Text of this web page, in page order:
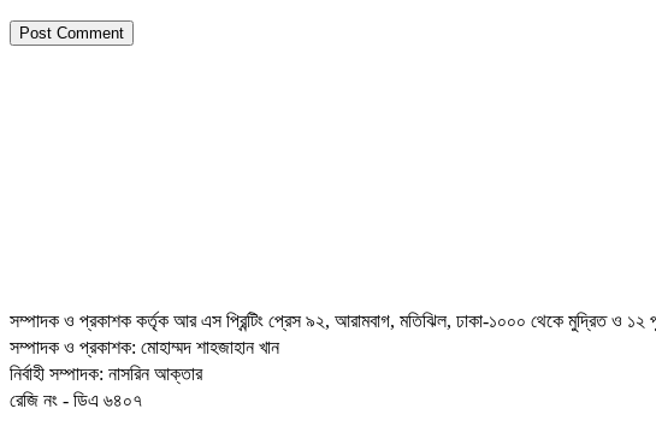
সম্পাদক ও প্রকাশক কর্তৃক আর এস প্রিন্টিং প্রেস ৯২, আরামবাগ, মতিঝিল, ঢাকা-১০০০ থেকে মুদ্রিত ও
সম্পাদক ও প্রকাশক: মোহাম্মদ শাহজাহান খান
নির্বাহী সম্পাদক: নাসরিন আক্তার
রেজি নং - ডিএ ৬৪০৭